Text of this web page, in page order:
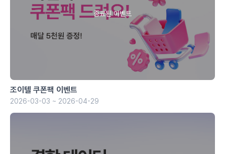
조이텔 쿠폰팩 이벤트
2026-03-03 ~ 2026-04-29